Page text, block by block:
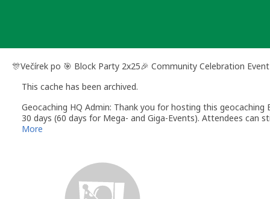
🎊Večírek po 🎯 Block Party 2x25🎉 Community Celebration Event
This cache has been archived.
Geocaching HQ Admin: Thank you for hosting this
30 days (60 days for Mega- and Giga-Events). Attendees can
More